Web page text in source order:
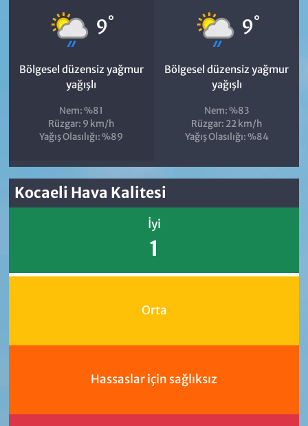
9°
Bölgesel düzensiz yağmur
yağışlı
Nem: %81
Rüzgar: 9 km/h
Yağış Olasılığı: %89
9°
Bölgesel düzensiz yağmur
yağışlı
Nem: %83
Rüzgar: 22 km/h
Yağış Olasılığı: %84
Kocaeli Hava Kalitesi
İyi
1
Orta
Hassaslar için sağlıksız